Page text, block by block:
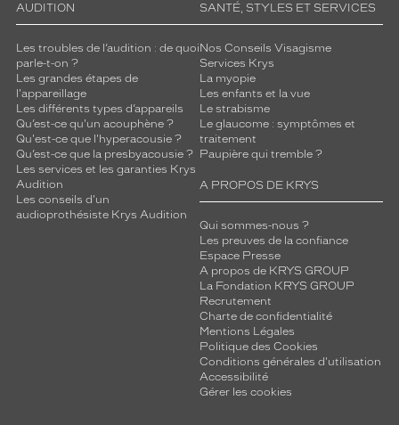
AUDITION
Les troubles de l’audition : de quoi
parle-t-on ?
Les grandes étapes de
l'appareillage
Les différents types d’appareils
Qu’est-ce qu'un acouphène ?
Qu'est-ce que l'hyperacousie ?
Qu’est-ce que la presbyacousie ?
Les services et les garanties Krys
Audition
Les conseils d'un
audioprothésiste Krys Audition
SANTÉ, STYLES ET SERVICES
Nos Conseils Visagisme
Services Krys
La myopie
Les enfants et la vue
Le strabisme
Le glaucome : symptômes et
traitement
Paupière qui tremble ?
A PROPOS DE KRYS
Qui sommes-nous ?
Les preuves de la confiance
Espace Presse
A propos de KRYS GROUP
La Fondation KRYS GROUP
Recrutement
Charte de confidentialité
Mentions Légales
Politique des Cookies
Conditions générales d'utilisation
Accessibilité
Gérer les cookies